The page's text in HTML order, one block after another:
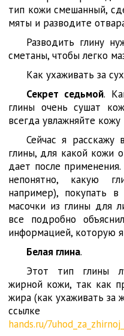
тип кожи смешанный,
мяты и разводите
Разводить глину
сметаны, чтобы легко
Как ухаживать за
Секрет седьмой.
глины очень сушат
всегда увлажняйте
Сейчас я
глины, для какой кожи
дает после
непонятно, какую
например), покупать
масочки из глины для
все подробно
информацией, которую я
Белая глина.
Этот тип глины
жирной кожи, так как
жира (как ухаживать за
hands.ru/